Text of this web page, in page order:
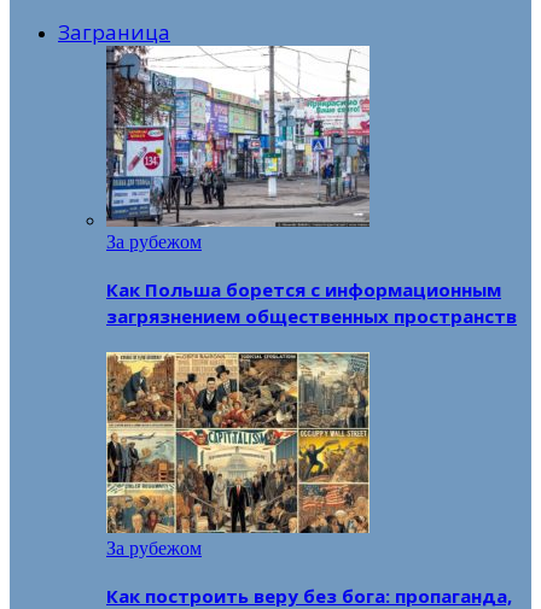
Заграница
За рубежом
Как Польша борется с информационным
загрязнением общественных пространств
За рубежом
Как построить веру без бога: пропаганда,